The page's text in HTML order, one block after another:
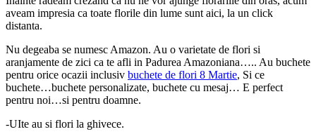
aveam impresia ca toate florile din lume sunt aici, la un click
distanta.
Nu degeaba se numesc Amazon. Au o varietate de flori si
aranjamente de zici ca te afli in Padurea Amazoniana….. Au buchete
pentru orice ocazii inclusiv buchete de flori 8 Martie, Si ce
buchete…buchete personalizate, buchete cu mesaj… E perfect
pentru noi…si pentru doamne.
-UIte au si flori la ghivece.